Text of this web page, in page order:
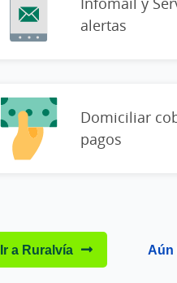
alertas
Domiciliar
pagos
Ir a Ruralvía Aún